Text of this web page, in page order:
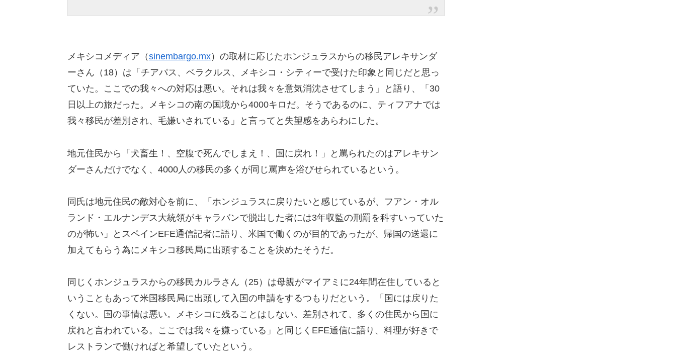
メキシコメディア（sinembargo.mx）の取材に応じたホンジュラスからの移民アレキサンダ
ーさん（18）は「チアパス、ベラクルス、メキシコ・シティーで受けた印象と同じだと思っ
ていた。ここでの我々への対応は悪い。それは我々を意気消沈させてしまう」と語り、「30
日以上の旅だった。メキシコの南の国境から4000キロだ。そうであるのに、ティフアナでは
我々移民が差別され、毛嫌いされている」と言ってと失望感をあらわにした。
地元住民から「犬畜生！、空腹で死んでしまえ！、国に戻れ！」と罵られたのはアレキサン
ダーさんだけでなく、4000人の移民の多くが同じ罵声を浴びせられているという。
同氏は地元住民の敵対心を前に、「ホンジュラスに戻りたいと感じているが、フアン・オル
ランド・エルナンデス大統領がキャラバンで脱出した者には3年収監の刑罰を科すいっていた
のが怖い」とスペインEFE通信記者に語り、米国で働くのが目的であったが、帰国の送還に
加えてもらう為にメキシコ移民局に出頭することを決めたそうだ。
同じくホンジュラスからの移民カルラさん（25）は母親がマイアミに24年間在住していると
いうこともあって米国移民局に出頭して入国の申請をするつもりだという。「国には戻りた
くない。国の事情は悪い。メキシコに残ることはしない。差別されて、多くの住民から国に
戻れと言われている。ここでは我々を嫌っている」と同じくEFE通信に語り、料理が好きで
レストランで働ければと希望していたという。